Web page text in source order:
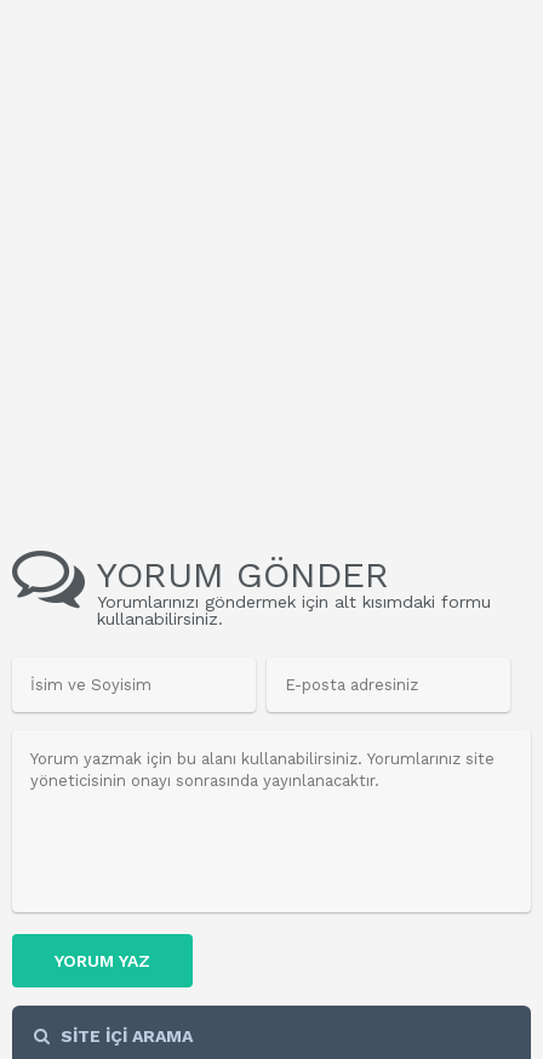
YORUM GÖNDER
Yorumlarınızı göndermek için alt kısımdaki formu
kullanabilirsiniz.
YORUM YAZ
SİTE İÇİ ARAMA